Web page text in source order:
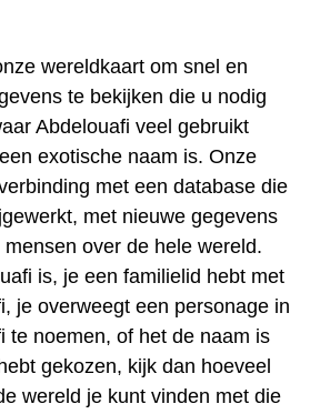
wereldkaart om snel en
te bekijken die u nodig
Abdelouafi veel gebruikt
exotische naam is. Onze
met een database die
met nieuwe gegevens
over de hele wereld.
is, je een familielid hebt met
je overweegt een personage in
te noemen, of het de naam is
gekozen, kijk dan hoeveel
wereld je kunt vinden met die